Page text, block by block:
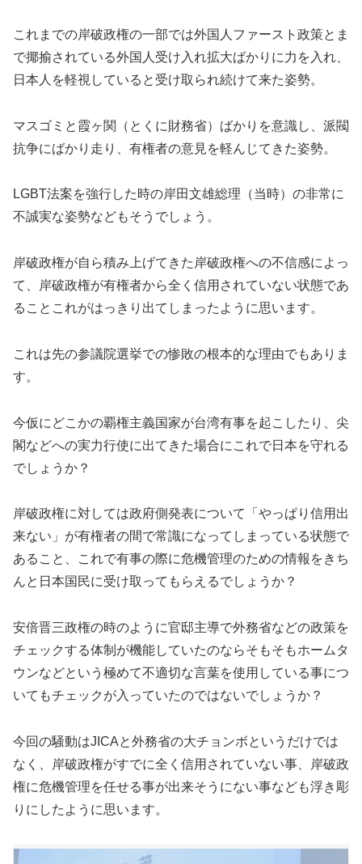
これまでの岸破政権の一部では外国人ファースト政策とま
で揶揄されている外国人受け入れ拡大ばかりに力を入れ、
日本人を軽視していると受け取られ続けて来た姿勢。
マスゴミと霞ヶ関（とくに財務省）ばかりを意識し、派閥
抗争にばかり走り、有権者の意見を軽んじてきた姿勢。
LGBT法案を強行した時の岸田文雄総理（当時）の非常に
不誠実な姿勢などもそうでしょう。
岸破政権が自ら積み上げてきた岸破政権への不信感によっ
て、岸破政権が有権者から全く信用されていない状態であ
ることこれがはっきり出てしまったように思います。
これは先の参議院選挙での惨敗の根本的な理由でもありま
す。
今仮にどこかの覇権主義国家が台湾有事を起こしたり、尖
閣などへの実力行使に出てきた場合にこれで日本を守れる
でしょうか？
岸破政権に対しては政府側発表について「やっぱり信用出
来ない」が有権者の間で常識になってしまっている状態で
あること、これで有事の際に危機管理のための情報をきち
んと日本国民に受け取ってもらえるでしょうか？
安倍晋三政権の時のように官邸主導で外務省などの政策を
チェックする体制が機能していたのならそもそもホームタ
ウンなどという極めて不適切な言葉を使用している事につ
いてもチェックが入っていたのではないでしょうか？
今回の騒動はJICAと外務省の大チョンボというだけでは
なく、岸破政権がすでに全く信用されていない事、岸破政
権に危機管理を任せる事が出来そうにない事なども浮き彫
りにしたように思います。